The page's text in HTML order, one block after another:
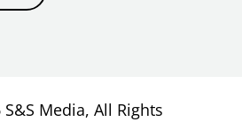
Media, All Rights